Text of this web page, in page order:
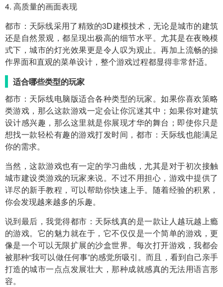
4. 高质量的画面表现
都市：天际线采用了精致的3D建模技术，无论是城市的建筑
还是自然景观，都呈现出极高的细节水平。尤其是在夜晚模
式下，城市的灯光效果更是令人叹为观止。再加上流畅的操
作界面和直观的菜单设计，整个游戏过程都显得非常舒适。
适合哪些类型的玩家
都市：天际线电脑版适合各种类型的玩家。如果你喜欢策略
类游戏，那么这款游戏一定会让你沉迷其中；如果你对建筑
设计感兴趣，那么这里就是你展现才华的舞台；即使你只是
想找一款轻松有趣的游戏打发时间，都市：天际线也能满足
你的需求。
当然，这款游戏也有一定的学习曲线，尤其是对于初次接触
城市建设类游戏的玩家来说。不过不用担心，游戏中提供了
详尽的新手教程，可以帮助你快速上手。随着经验的积累，
你会发现越来越多的乐趣。
说到最后，我觉得都市：天际线真的是一款让人越玩越上瘾
的游戏。它的魅力就在于，它不仅仅是一个简单的游戏，更
像是一个可以无限扩展的沙盒世界。每次打开游戏，我都会
被那种“我可以做任何事”的感觉所吸引。而且，看到自己亲手
打造的城市一点点发展壮大，那种成就感真的无法用语言形
容。